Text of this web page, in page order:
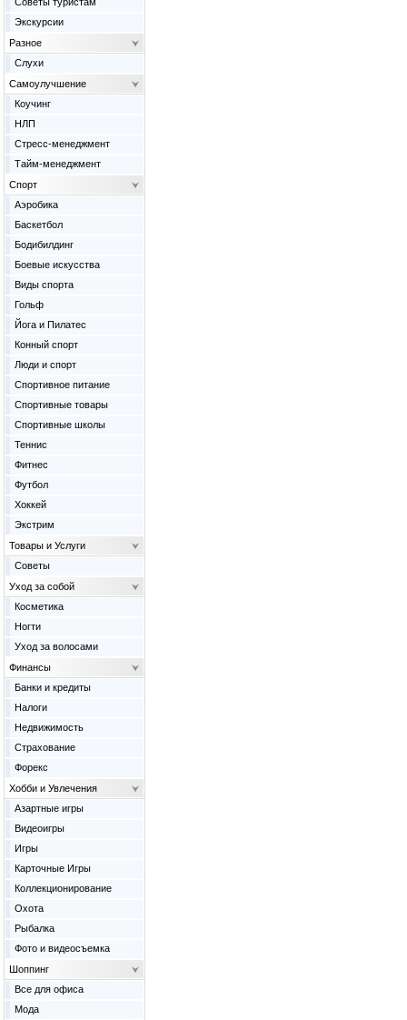
Экскурсии
Разное
Слухи
Самоулучшение
Коучинг
НЛП
Стресс-менеджмент
Тайм-менеджмент
Спорт
Аэробика
Баскетбол
Бодибилдинг
Боевые искусства
Виды спорта
Гольф
Йога и Пилатес
Конный спорт
Люди и спорт
Спортивное питание
Спортивные товары
Спортивные школы
Теннис
Фитнес
Футбол
Хоккей
Экстрим
Товары и Услуги
Советы
Уход за собой
Косметика
Ногти
Уход за волосами
Финансы
Банки и кредиты
Налоги
Недвижимость
Страхование
Форекс
Хобби и Увлечения
Азартные игры
Видеоигры
Игры
Карточные Игры
Коллекционирование
Охота
Рыбалка
Фото и видеосъемка
Шоппинг
Все для офиса
Мода